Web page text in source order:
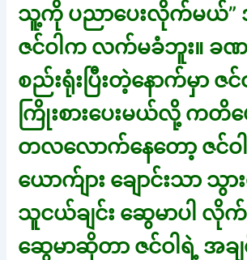
သူ့ကို ပညာပေးလိုက်မယ်”
ဇင်ဝါက လက်မခံဘူး။ ခ
စည်းရုံးပြီးတဲ့နောက်မှာ ဇ
ကြိုးစားပေးမယ်လို့ ကတိ
တလလောက်နေတော့ ဇင်
ယောက်ျား ချောင်းသာ သွာ
သူငယ်ချင်း ဆွေမာပါ လို
ဆွေမာဆိုတာ ဇင်ဝါရဲ့ အခ